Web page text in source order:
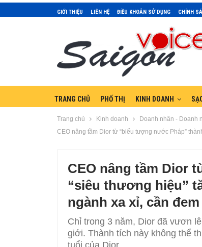
GIỚI THIỆU LIÊN HỆ ĐIỀU KHOẢN SỬ DỤNG CHÍNH
TRANG CHỦ PHỐ THỊ KINH DOANH
Trang chủ Kinh doanh
Doanh nhân - Doanh
CEO nâng tầm Dior từ “biểu tượng nước Pháp”
CEO nâng tầm Dior
“siêu thương hiệu”
ngành xa xỉ, cần
Chỉ trong 3 năm, Dior đã vươn
giới. Thành tích này không thể
tuổi của Dior.